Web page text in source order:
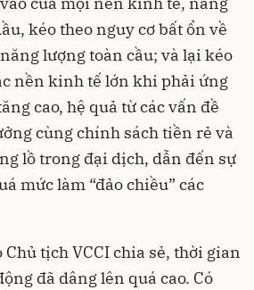
kéo theo nguy cơ bất ổn về
lượng toàn cầu; và lại kéo
nền kinh tế lớn khi phải ứng
cao, hệ quả từ các vấn đề
cùng chính sách tiền rẻ và
lồ trong đại dịch, dẫn đến sự
mức làm “đảo chiều” các
tịch VCCI chia sẻ, thời gian
đã dâng lên quá cao. Có